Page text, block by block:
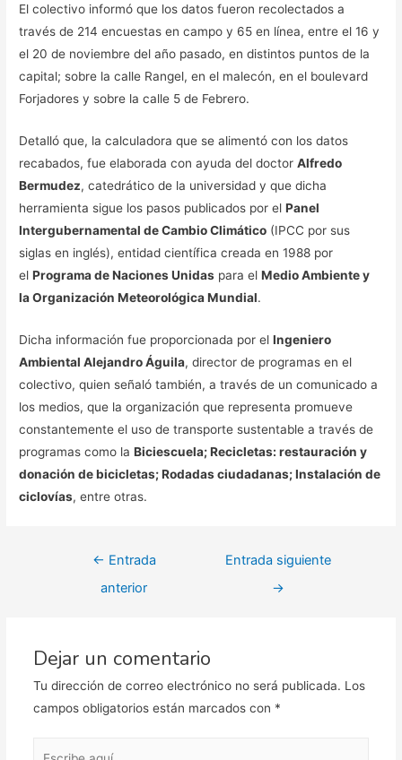
El colectivo informó que los datos fueron recolectados a
través de 214 encuestas en campo y 65 en línea, entre el 16 y
el 20 de noviembre del año pasado, en distintos puntos de la
capital; sobre la calle Rangel, en el malecón, en el boulevard
Forjadores y sobre la calle 5 de Febrero.
Detalló que, la calculadora que se alimentó con los datos
recabados, fue elaborada con ayuda del doctorAlfredo
Bermudez, catedrático de la universidad y que dicha
herramienta sigue los pasos publicados por elPanel
Intergubernamental de Cambio Climático (IPCC por sus
siglas en inglés), entidad científica creada en 1988 por
elPrograma de Naciones Unidas para elMedio Ambiente y
la Organización Meteorológica Mundial.
Dicha información fue proporcionada por elIngeniero
Ambiental Alejandro Águila, director de programas en el
colectivo, quien señaló también, a través de un comunicado a
los medios, que la organización que representa promueve
constantemente el uso de transporte sustentable a través de
programas como laBiciescuela; Recicletas: restauración y
donación de bicicletas; Rodadas ciudadanas; Instalación de
ciclovías, entre otras.
Navegación
← Entrada
anterior
Entrada siguiente
→
Dejar un comentario
Tu dirección de correo electrónico no será publicada. Los
campos obligatorios están marcados con *